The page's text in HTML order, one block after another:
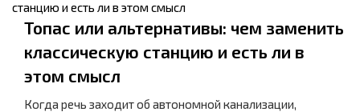
Топас или альтернативы: чем заменить
классическую станцию и есть ли в
этом смысл
Когда речь заходит об автономной канализации,